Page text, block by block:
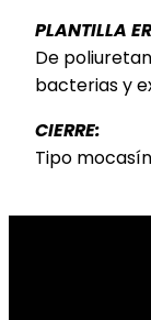
PLANTILLA
De
bacterias y
CIERRE:
Tipo